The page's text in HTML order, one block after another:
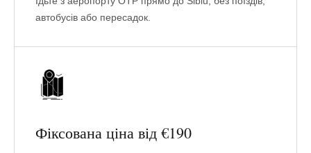
автобусів або пересадок.
Фіксована ціна від €190